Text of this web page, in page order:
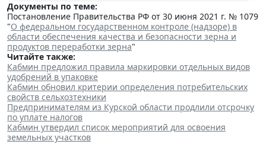
Документы по теме:
Постановление Правительства РФ от 30 июня 2021 г. № 1079
"О федеральном государственном контроле (надзоре) в
области обеспечения качества и безопасности зерна и
продуктов переработки зерна"
Читайте также:
Кабмин предложил правила маркировки отдельных видов
удобрений в упаковке
Кабмин обновил критерии определения потребительских
свойств сельхозтехники
Предпринимателям из Курской области продлили отсрочку
по уплате налогов
Кабмин утвердил список мероприятий для освоения
земельных участков